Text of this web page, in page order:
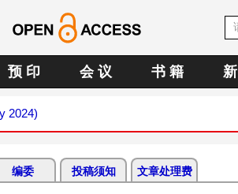
预 印 会 议 书 籍
2024)
编委 投稿须知 文章处理费